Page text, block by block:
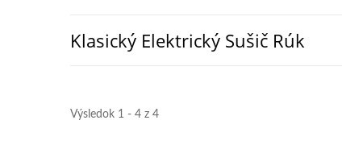
Klasický Elektrický Sušič Rúk
Výsledok 1 - 4 z 4